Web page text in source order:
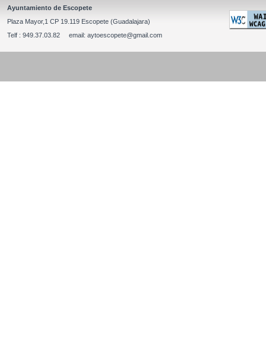
Ayuntamiento de Escopete
Plaza Mayor,1 CP 19.119 Escopete (Guadalajara)
Telf : 949.37.03.82 email: aytoescopete@gmail.com